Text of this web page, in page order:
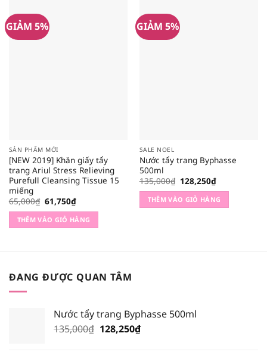
GIẢM 5%
SẢN PHẨM MỚI
[NEW 2019] Khăn giấy tẩy
trang Ariul Stress Relieving
Purefull Cleansing Tissue 15
miếng
65,000₫ Giá
gốc
là:
65,000₫.
61,750₫Giá
hiện
tại
là:
61,750₫.
THÊM VÀO GIỎ HÀNG
GIẢM 5%
SALE NOEL
Nước tẩy trang Byphasse
500ml
135,000₫ Giá
gốc
là:
135,000₫.
128,250₫Giá
hiện
tại
là:
128,250₫.
THÊM VÀO GIỎ HÀNG
ĐANG ĐƯỢC QUAN TÂM
Nước tẩy trang Byphasse 500ml
135,000₫ Giá
128,250₫Giá